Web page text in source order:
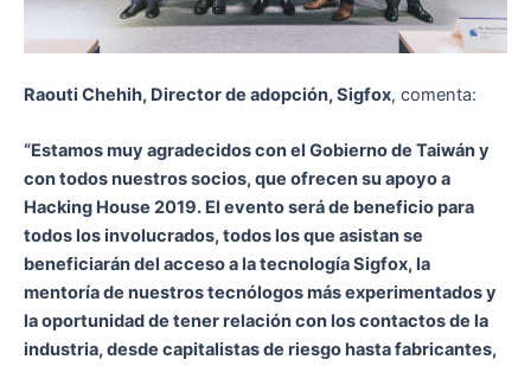
Raouti Chehih, Director de adopción, Sigfox, comenta:
“Estamos muy agradecidos con el Gobierno de Taiwán y
con todos nuestros socios, que ofrecen su apoyo a
Hacking House 2019. El evento será de beneficio para
todos los involucrados, todos los que asistan se
beneficiarán del acceso a la tecnología Sigfox, la
mentoría de nuestros tecnólogos más experimentados y
la oportunidad de tener relación con los contactos de la
industria, desde capitalistas de riesgo hasta fabricantes,